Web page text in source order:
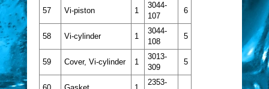
57 Vi-piston 1
3044-
107
6
58 Vi-cylinder 1
3044-
108
5
59 Cover, Vi-cylinder 1
3013-
309
5
2353-